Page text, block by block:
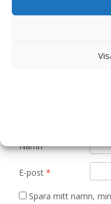
Namn*
E-post *
Spara mitt namn,